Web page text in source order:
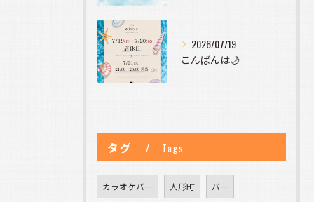
2026/07/19
こんばんは🌙
タグ Tags
カラオケバー 人形町 バー